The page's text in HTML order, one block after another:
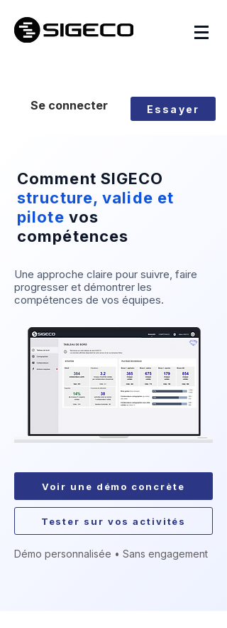
Se connecter Essayer
Comment SIGECO
structure, valide et
pilote vos
compétences
Une approche claire pour suivre, faire
progresser et démontrer les
compétences de vos équipes.
Voir une démo concrète
Tester sur vos activités
Démo personnalisée • Sans engagement